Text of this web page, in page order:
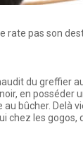
rate pas son
du greffier
en posséder
bûcher. Delà
chez les gogos,